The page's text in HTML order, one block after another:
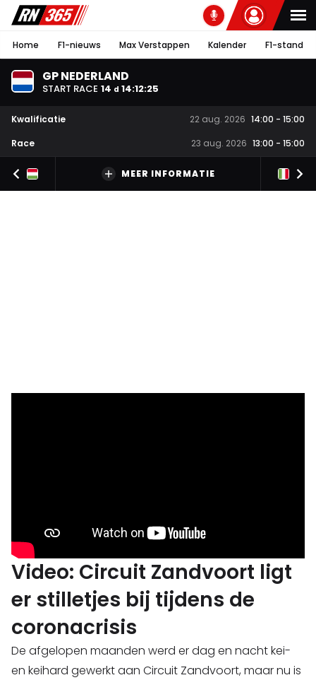
Home F1-nieuws Max Verstappen Kalender F1-stand
GP NEDERLAND
START RACE 14 d 14:12:25
Kwalificatie 22 aug. 2026 14:00 - 15:00
Race
23 aug. 2026 13:00 - 15:00
MEER INFORMATIE
Video: Circuit Zandvoort ligt
er stilletjes bij tijdens de
coronacrisis
De afgelopen maanden werd er dag en nacht kei-
en keihard gewerkt aan Circuit Zandvoort, maar nu is